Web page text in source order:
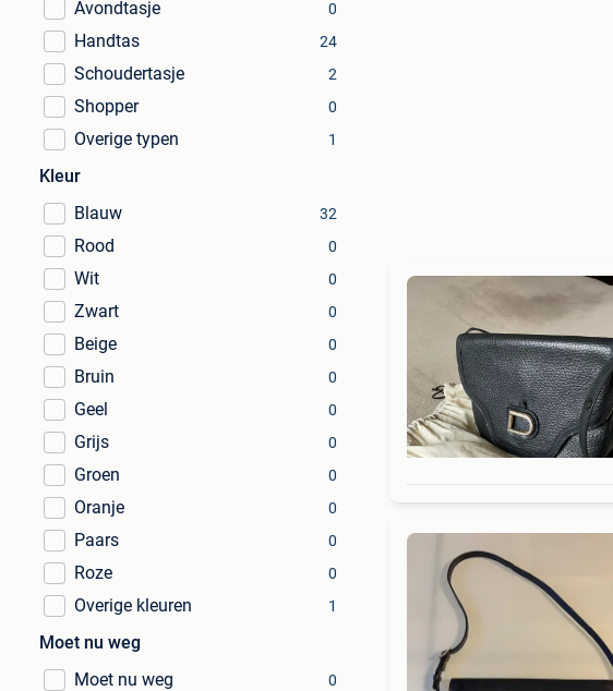
Avondtasje
0
Handtas 24
Schoudertasje 2
Shopper 0
Overige typen 1
Kleur
Blauw
32
Rood 0
Wit 0
Zwart 0
Beige 0
Bruin 0
Geel 0
Grijs 0
Groen 0
Oranje 0
Paars 0
Roze 0
Overige kleuren 1
Moet nu weg
Moet nu weg
0